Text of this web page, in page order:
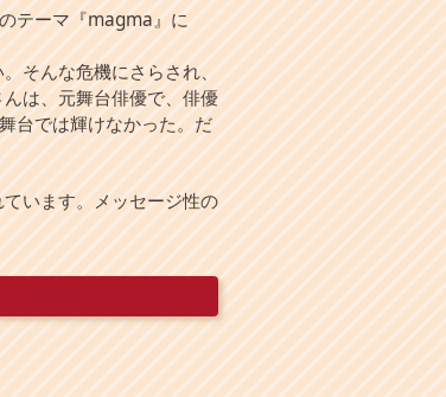
テーマ『magma』に
そんな危機にさらされ、
は、元舞台俳優で、俳優
台では輝けなかった。だ
います。メッセージ性の